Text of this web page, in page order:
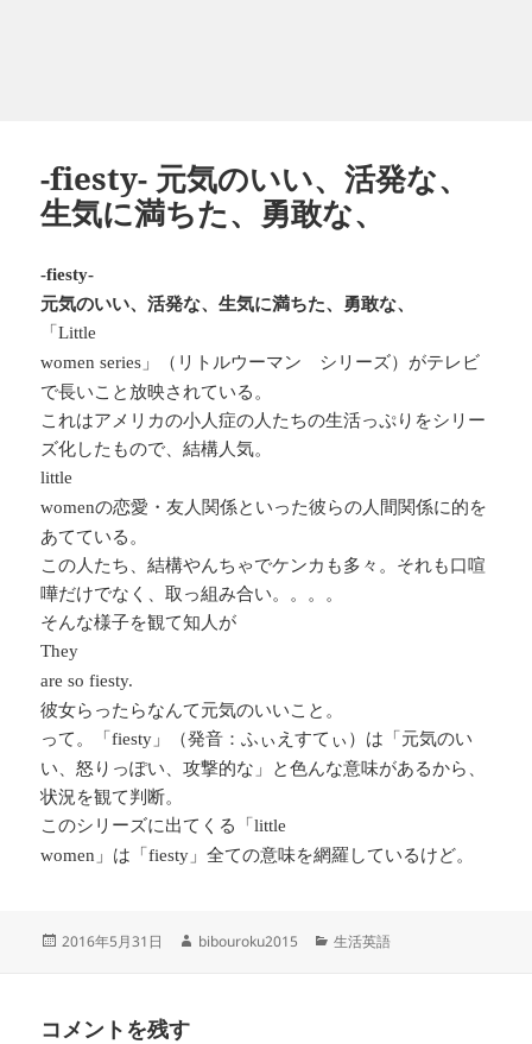
-fiesty- 元気のいい、活発な、
生気に満ちた、勇敢な、
-fiesty-
元気のいい、活発な、生気に満ちた、勇敢な、
「Little
women series 」（リトルウーマン シリーズ）がテレビ
で長いこと放映されている。
これはアメリカの小人症の人たちの生活っぷりをシリー
ズ化したもので、結構人気。
little
womenの恋愛・友人関係といった彼らの人間関係に的を
あてている。
この人たち、結構やんちゃでケンカも多々。それも口喧
嘩だけでなく、取っ組み合い。。。。
そんな様子を観て知人が
They
are so fiesty.
彼女らったらなんて元気のいいこと。
って。「fiesty 」（発音：ふぃえすてぃ）は「元気のい
い、怒りっぽい、攻撃的な」と色んな意味があるから、
状況を観て判断。
このシリーズに出てくる「little
women 」は「fiesty 」全ての意味を網羅しているけど。
投
2016年5月31日
作
bibouroku2015
カ
生活英語
コメントを残す